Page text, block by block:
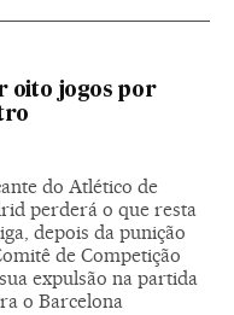
oito jogos por
do Atlético de
perderá o que resta
depois da punição
de Competição
expulsão na partida
o Barcelona